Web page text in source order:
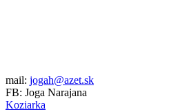
mail: jogah@azet.sk
FB: Joga Narajana
Koziarka